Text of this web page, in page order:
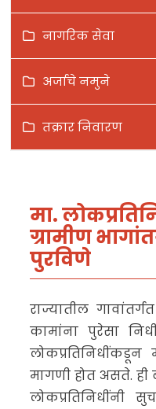
नागरिक सेवा
अर्जाचे नमुने
तक्रार निवारण
मा.
ग्रामीण
पुरविणे
राज्यातील
कामांना पुरेसा
लोकप्रतिनिधींकडून
मागणी होत असते.
लोकप्रतिनिधींनी